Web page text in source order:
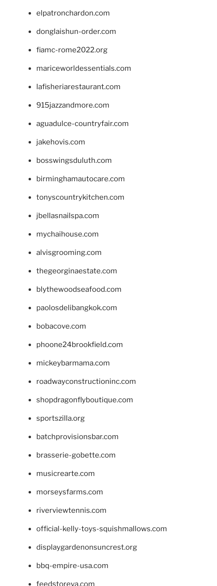
elpatronchardon.com
donglaishun-order.com
fiamc-rome2022.org
mariceworldessentials.com
lafisheriarestaurant.com
915jazzandmore.com
aguadulce-countryfair.com
jakehovis.com
bosswingsduluth.com
birminghamautocare.com
tonyscountrykitchen.com
jbellasnailspa.com
mychaihouse.com
alvisgrooming.com
thegeorginaestate.com
blythewoodseafood.com
paolosdelibangkok.com
bobacove.com
phoone24brookfield.com
mickeybarmama.com
roadwayconstructioninc.com
shopdragonflyboutique.com
sportszilla.org
batchprovisionsbar.com
brasserie-gobette.com
musicrearte.com
morseysfarms.com
riverviewtennis.com
official-kelly-toys-squishmallows.com
displaygardenonsuncrest.org
bbq-empire-usa.com
feedstoreva.com